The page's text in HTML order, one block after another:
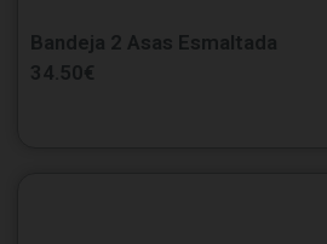
Bandeja 2 Asas Esmaltada
34.50€